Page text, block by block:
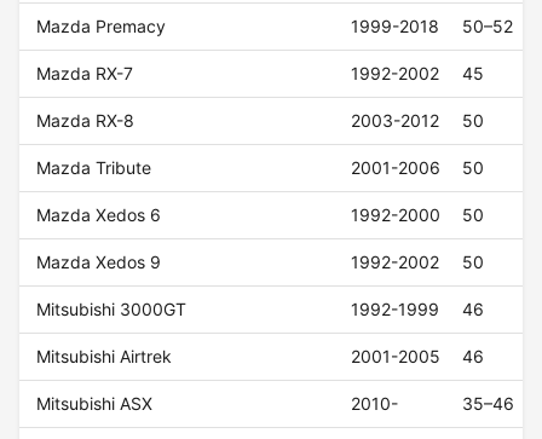
Mazda Premacy 1999-2018 50–52
Mazda RX-7 1992-2002 45
Mazda RX-8 2003-2012 50
Mazda Tribute 2001-2006 50
Mazda Xedos 6 1992-2000 50
Mazda Xedos 9 1992-2002 50
Mitsubishi 3000GT 1992-1999 46
Mitsubishi Airtrek 2001-2005 46
Mitsubishi ASX 2010- 35–46